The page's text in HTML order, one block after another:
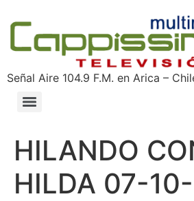
Señal Aire 104.9 F.M. en Arica –
HILANDO
HILDA 07-